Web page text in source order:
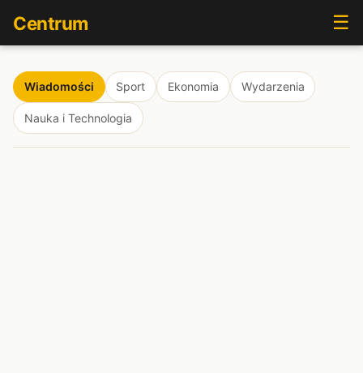
Centrum ☰
Wiadomości Sport Ekonomia Wydarzenia
Nauka i Technologia